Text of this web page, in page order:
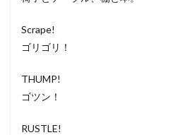
Scrape!
ゴリゴリ！
THUMP!
ゴツン！
RUSTLE!